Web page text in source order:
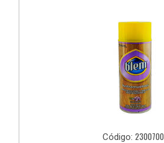
Código: